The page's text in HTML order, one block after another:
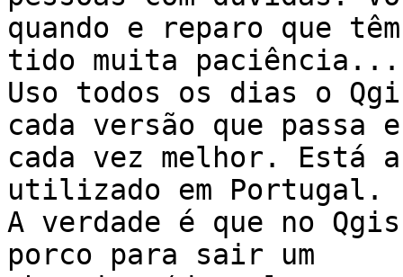
quando e reparo que têm
tido muita
Uso todos os dias o
cada versão que passa
cada vez melhor. Está
utilizado em Portugal.
A verdade é que no
porco para sair um